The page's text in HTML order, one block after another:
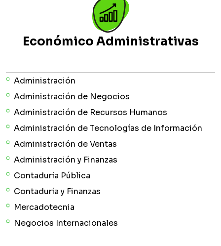
Económico Administrativas
Administración
Administración de Negocios
Administración de Recursos Humanos
Administración de Tecnologías de Información
Administración de Ventas
Administración y Finanzas
Contaduría Pública
Contaduría y Finanzas
Mercadotecnia
Negocios Internacionales